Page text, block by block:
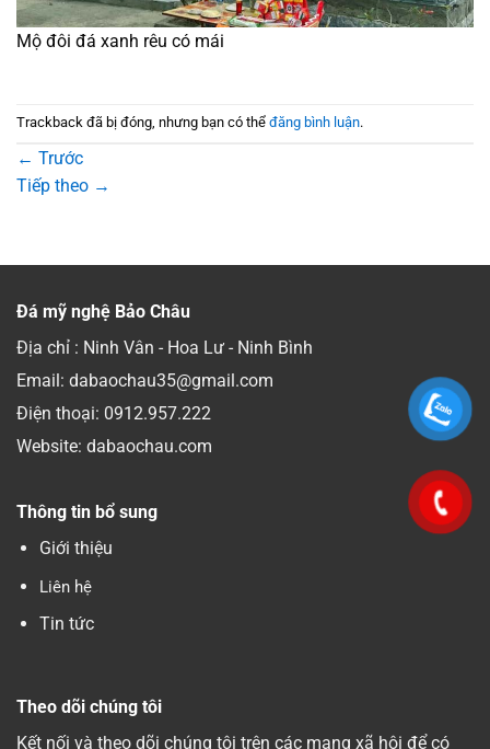
Mộ đôi đá xanh rêu có mái
Trackback đã bị đóng, nhưng bạn có thể đăng bình luận.
← Trước
Tiếp theo →
Đá mỹ nghệ Bảo Châu
Địa chỉ : Ninh Vân - Hoa Lư - Ninh Bình
Email: dabaochau35@gmail.com
Điện thoại: 0912.957.222
Website: dabaochau.com
Thông tin bổ sung
Giới thiệu
Liên hệ
Tin tức
Theo dõi chúng tôi
Kết nối và theo dõi chúng tôi trên các mạng xã hội để có